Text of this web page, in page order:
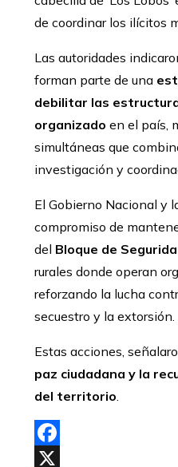
de coordinar los ilícitos
Las autoridades
forman parte de una
debilitar las
organizado en el país,
simultáneas que
investigación y
El Gobierno Nacional y
compromiso de
del Bloque de
rurales donde operan
reforzando la lucha
secuestro y la extorsión.
Estas acciones,
paz ciudadana y la
del territorio.
Facebook